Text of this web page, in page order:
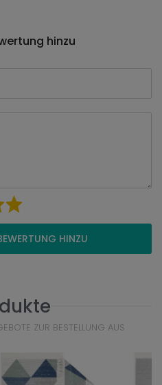
hinzu
HINZU
ZUR BESTELLUNG AUS